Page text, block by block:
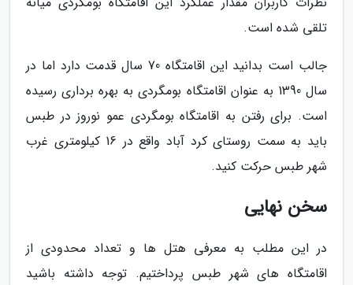
تلقی شده است.
جالب است بدانید این اقامتگاه 70 سال قدمت دارد اما در
سال 1390 به عنوان اقامتگاه بومگردی به بهره برداری رسیده
است. برای رفتن به اقامتگاه بومگردی عمو نوروز در طبس
باید به سمت روستای کرد آباد واقع در 16 کیلومتری غرب
شهر طبس حرکت کنید.
سخن نهایی
در این مطلب به معرفی هتل ها و تعداد محدودی از
اقامتگاه های شهر طبس پرداختیم. توجه داشته باشید